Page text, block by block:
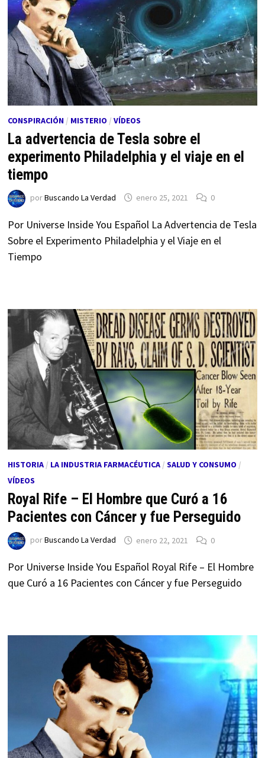
CONSPIRACIÓN/ MISTERIO / VÍDEOS
La advertencia de Tesla sobre el
experimento Philadelphia y el viaje en el
tiempo
porBuscando La Verdad enero 25, 2021 0
Por Universe Inside You Español La Advertencia de Tesla
Sobre el Experimento Philadelphia y el Viaje en el
Tiempo
HISTORIA/ LA INDUSTRIA FARMACÉUTICA/ SALUD Y CONSUMO /
VÍDEOS
Royal Rife – El Hombre que Curó a 16
Pacientes con Cáncer y fue Perseguido
porBuscando La Verdad enero 22, 2021 0
Por Universe Inside You Español Royal Rife – El Hombre
que Curó a 16 Pacientes con Cáncer y fue Perseguido